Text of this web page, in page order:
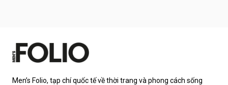
Men’s Folio, tạp chí quốc tế về thời trang và phong cách sống